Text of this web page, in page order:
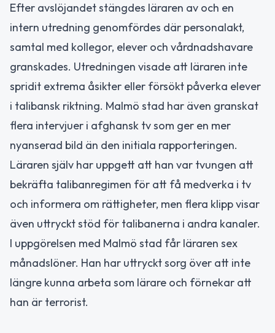
Efter avslöjandet stängdes läraren av och en
intern utredning genomfördes där personalakt,
samtal med kollegor, elever och vårdnadshavare
granskades. Utredningen visade att läraren inte
spridit extrema åsikter eller försökt påverka elever
i talibansk riktning. Malmö stad har även granskat
flera intervjuer i afghansk tv som ger en mer
nyanserad bild än den initiala rapporteringen.
Läraren själv har uppgett att han var tvungen att
bekräfta talibanregimen för att få medverka i tv
och informera om rättigheter, men flera klipp visar
även uttryckt stöd för talibanerna i andra kanaler.
I uppgörelsen med Malmö stad får läraren sex
månadslöner. Han har uttryckt sorg över att inte
längre kunna arbeta som lärare och förnekar att
han är terrorist.